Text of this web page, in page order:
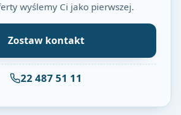
wyślemy Ci jako pierwszej.
Zostaw kontakt
22 487 51 11